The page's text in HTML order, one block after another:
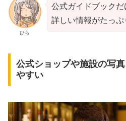
ひら
公式ガイドブック
詳しい情報がたっぷ
公式ショップや施設の写
やすい